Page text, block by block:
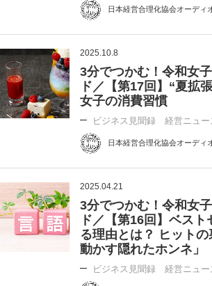
日本経営合理化協会オーディ
2025.10.8
3分でつかむ！令和女
ド／【第17回】“夏拡
女子の消費習慣
ビジネス見聞録 経営ニュー
日本経営合理化協会オーディ
2025.04.21
3分でつかむ！令和女
ド／【第16回】ベス
る理由とは？ ヒット
動かす隠れたホンネ」
ビジネス見聞録 経営ニュー